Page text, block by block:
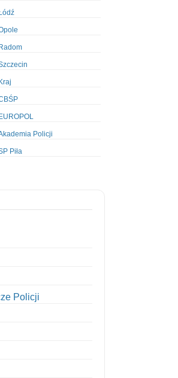
Radom
Kraj
EUROPOL
Policji
Piła
Policji